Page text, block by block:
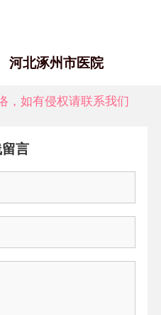
河北涿州市医院
，如有侵权请联系我们
言